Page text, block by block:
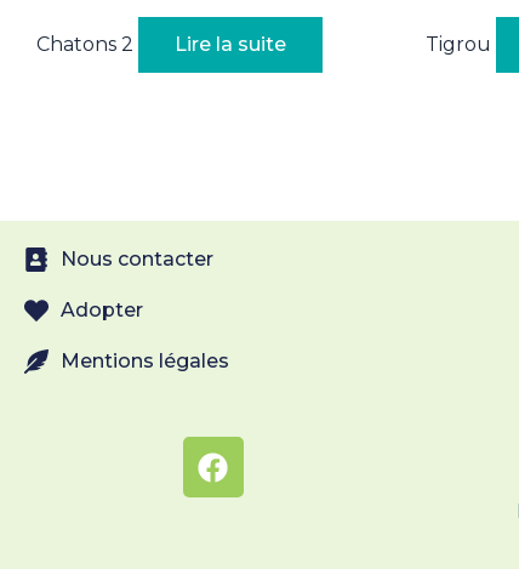
Chatons 2 Lire la suite Tigrou
Nous contacter
Adopter
Mentions légales